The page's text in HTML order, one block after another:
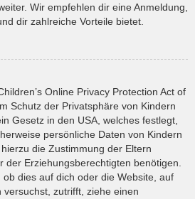
Wir empfehlen dir eine Anmeldung,
dir zahlreiche Vorteile bietet.
Online Privacy Protection Act of
Schutz der Privatsphäre von Kindern
Gesetz in den USA, welches festlegt,
persönliche Daten von Kindern
die Zustimmung der Eltern
der Erziehungsberechtigten benötigen.
dies auf dich oder die Website, auf
zutrifft, ziehe einen